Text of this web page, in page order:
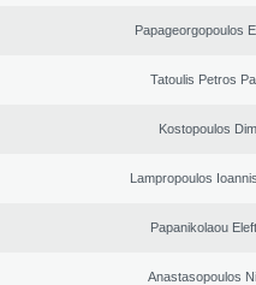
Papageorgopoulos
Tatoulis Petros
Kostopoulos
Lampropoulos
Papanikolaou
Anastasopoulos